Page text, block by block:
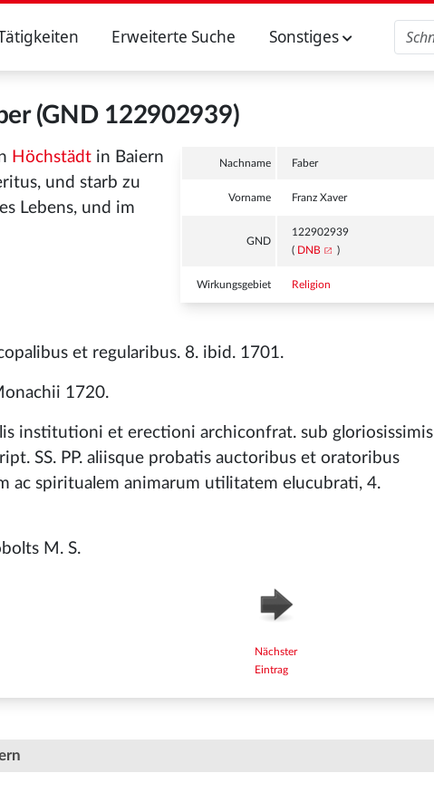
Erweiterte Suche Sonstiges
(GND 122902939)
Nachname Faber
Vorname Franz Xaver
GND
122902939
( DNB )
Wirkungsgebiet Religion
Höchstädt in Baiern
und starb zu
Lebens, und im
et regularibus. 8. ibid. 1701.
1720.
institutioni et erectioni archiconfrat. sub gloriosissimis
SS. PP. aliisque probatis auctoribus et oratoribus
ac spiritualem animarum utilitatem elucubrati, 4.
M. S.
Nächster
Eintrag